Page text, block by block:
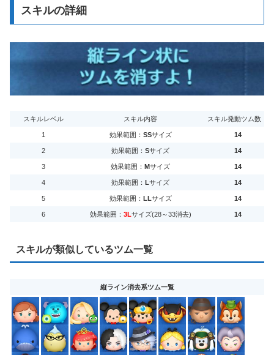
スキルの詳細
スキルレベル スキル内容 スキル発動ツム数
1 効果範囲： SSサイズ 14
2 効果範囲： Sサイズ 14
3 効果範囲： Mサイズ 14
4 効果範囲： Lサイズ 14
5 効果範囲： LLサイズ 14
6 効果範囲： 3Lサイズ(28～33消去) 14
スキルが類似しているツム一覧
縦ライン消去系ツム一覧